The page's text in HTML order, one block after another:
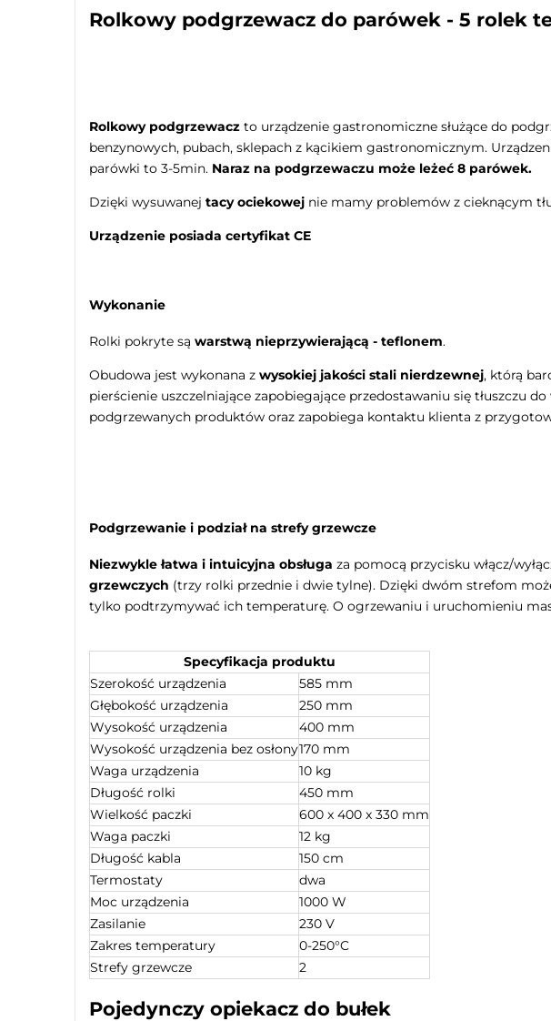
Rolkowy podgrzewacz do parówek - 5 rolek
Rolkowy podgrzewacz to urządzenie gastronomiczne służące do
benzynowych, pubach, sklepach z kącikiem gastronomicznym.
parówki to 3-5min. Naraz na podgrzewaczu może leżeć 8 parówek.
Dzięki wysuwanej tacy ociekowej nie mamy problemów z cieknącym
Urządzenie posiada certyfikat CE
Wykonanie
Rolki pokryte są warstwą nieprzywierającą - teflonem.
Obudowa jest wykonana z wysokiej jakości stali nierdzewnej, którą
pierścienie uszczelniające zapobiegające przedostawaniu się tłuszczu
podgrzewanych produktów oraz zapobiega kontaktu klienta z
Podgrzewanie i podział na strefy grzewcze
Niezwykle łatwa i intuicyjna obsługa za pomocą przycisku włącz/
grzewczych (trzy rolki przednie i dwie tylne). Dzięki dwóm strefom
tylko podtrzymywać ich temperaturę. O ogrzewaniu i uruchomieniu
Specyfikacja produktu
Szerokość urządzenia
585 mm
Głębokość urządzenia
250 mm
Wysokość urządzenia
400 mm
Wysokość urządzenia bez osłony170 mm
Waga urządzenia
10 kg
Długość rolki
450 mm
Wielkość paczki
600 x 400 x 330 mm
Waga paczki
12 kg
Długość kabla
150 cm
Termostaty
dwa
Moc urządzenia
1000 W
Zasilanie
230 V
Zakres temperatury
0-250°C
Strefy grzewcze
2
Pojedynczy opiekacz do bułek